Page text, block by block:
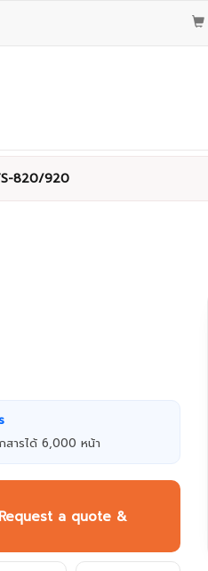
820/920
สารได้ 6,000 หน้า
a quote &